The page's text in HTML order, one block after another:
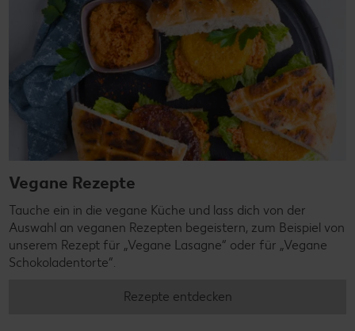
Vegane Rezepte
Tauche ein in die vegane Küche und lass dich von der
Auswahl an veganen Rezepten begeistern, zum Beispiel von
unserem Rezept für „Vegane Lasagne“ oder für „Vegane
Schokoladentorte“.
Rezepte entdecken